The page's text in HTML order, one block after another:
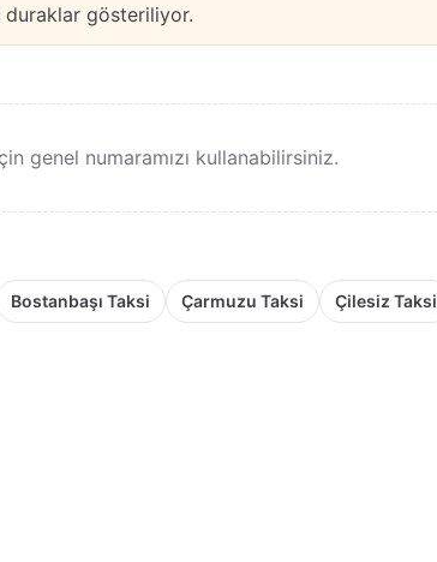
duraklar gösteriliyor.
genel numaramızı kullanabilirsiniz.
Bostanbaşı Taksi Çarmuzu Taksi Çilesiz Taksi